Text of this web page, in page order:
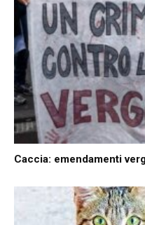
Caccia: emendamenti